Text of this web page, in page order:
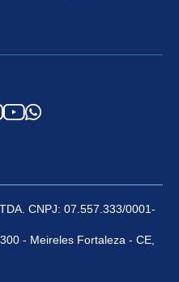
CNPJ: 07.557.333/0001-
- Meireles Fortaleza - CE,